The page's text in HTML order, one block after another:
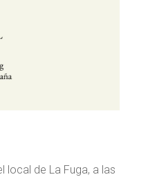
local de La Fuga, a las